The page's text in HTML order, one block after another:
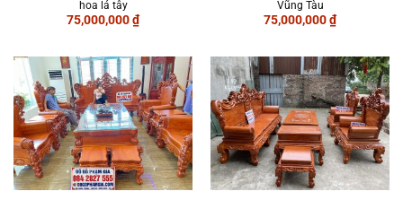
hoa lá tây
75,000,000₫
Vũng Tàu
75,000,000₫